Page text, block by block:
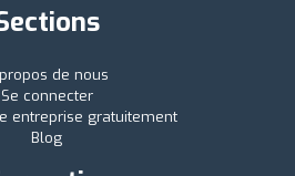
de nous
Se connecter
entreprise gratuitement
Blog